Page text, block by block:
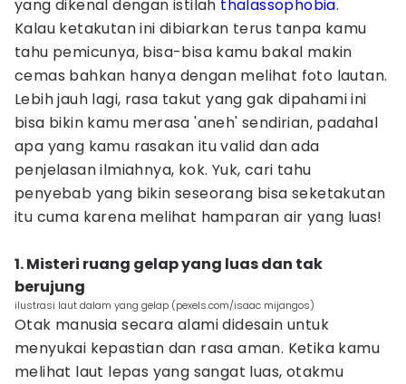
yang dikenal dengan istilah thalassophobia.
Kalau ketakutan ini dibiarkan terus tanpa kamu
tahu pemicunya, bisa-bisa kamu bakal makin
cemas bahkan hanya dengan melihat foto lautan.
Lebih jauh lagi, rasa takut yang gak dipahami ini
bisa bikin kamu merasa 'aneh' sendirian, padahal
apa yang kamu rasakan itu valid dan ada
penjelasan ilmiahnya, kok. Yuk, cari tahu
penyebab yang bikin seseorang bisa seketakutan
itu cuma karena melihat hamparan air yang luas!
1. Misteri ruang gelap yang luas dan tak
berujung
ilustrasi laut dalam yang gelap (pexels.com/isaac mijangos)
Otak manusia secara alami didesain untuk
menyukai kepastian dan rasa aman. Ketika kamu
melihat laut lepas yang sangat luas, otakmu